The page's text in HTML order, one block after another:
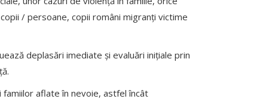
/ persoane, copii români migranți victime
deplasări imediate și evaluări inițiale prin
famiilor aflate în nevoie, astfel încât